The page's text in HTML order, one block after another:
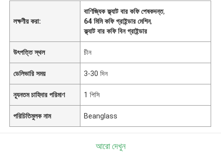
লক্ষণীয় করা:
বাণিজ্যিক ফ্ল্যাট বার কফি পেষকদন্ত,
64 মিমি কফি গ্রাইন্ডার মেশিন,
ফ্ল্যাট বার কফি বিন গ্রাইন্ডার
উৎপত্তি স্থল চীন
ডেলিভারি সময় 3-30 দিন
ন্যূনতম চাহিদার পরিমাণ 1 পিসি
পরিচিতিমুলক নাম Beanglass
আরো দেখুন